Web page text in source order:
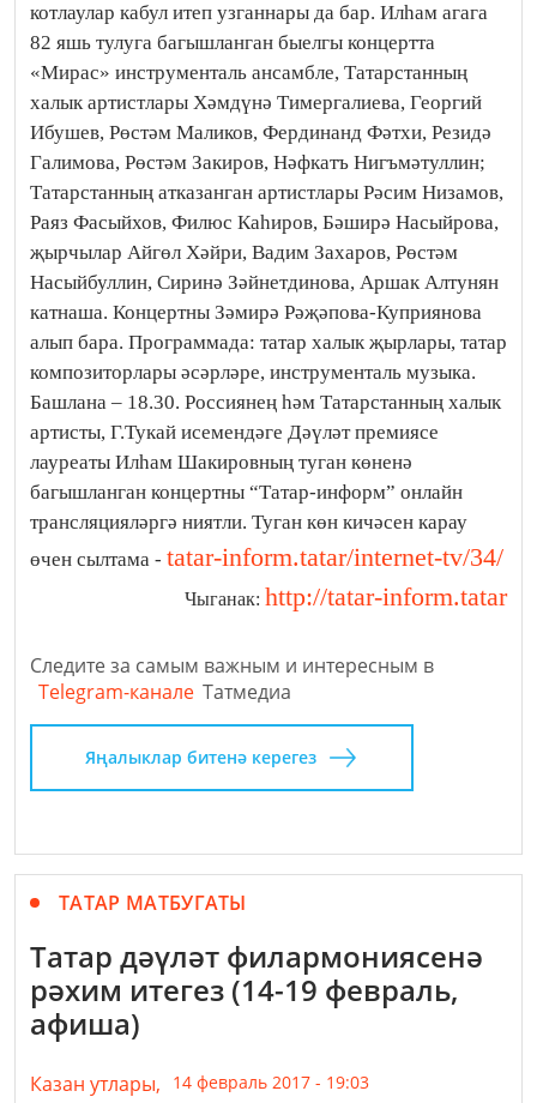
котлаулар кабул итеп узганнары да бар. Илһам агага
82 яшь тулуга багышланган быелгы концертта
«Мирас» инструменталь ансамбле, Татарстанның
халык артистлары Хәмдүнә Тимергалиева, Георгий
Ибушев, Рөстәм Маликов, Фердинанд Фәтхи, Резидә
Галимова, Рөстәм Закиров, Нәфкатъ Нигъмәтуллин;
Татарстанның атказанган артистлары Рәсим Низамов,
Раяз Фасыйхов, Филюс Каһиров, Бәширә Насыйрова,
җырчылар Айгөл Хәйри, Вадим Захаров, Рөстәм
Насыйбуллин, Сиринә Зәйнетдинова, Аршак Алтунян
катнаша. Концертны Зәмирә Рәҗәпова-Куприянова
алып бара. Программада: татар халык җырлары, татар
композиторлары әсәрләре, инструменталь музыка.
Башлана – 18.30. Россиянең һәм Татарстанның халык
артисты, Г.Тукай исемендәге Дәүләт премиясе
лауреаты Илһам Шакировның туган көненә
багышланган концертны “Татар-информ” онлайн
трансляцияләргә ниятли. Туган көн кичәсен карау
өчен сылтама - tatar-inform.tatar/internet-tv/34/
Чыганак: http://tatar-inform.tatar
Следите за самым важным и интересным в
Telegram-канале Татмедиа
Яңалыклар битенә керегез
ТАТАР МАТБУГАТЫ
Татар дәүләт филармониясенә
рәхим итегез (14-19 февраль,
афиша)
Казан утлары, 14 февраль 2017 - 19:03